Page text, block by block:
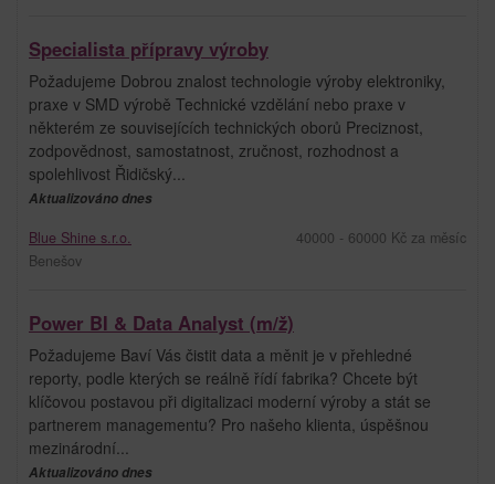
Specialista přípravy výroby
Požadujeme Dobrou znalost technologie výroby elektroniky,
praxe v SMD výrobě Technické vzdělání nebo praxe v
některém ze souvisejících technických oborů Preciznost,
zodpovědnost, samostatnost, zručnost, rozhodnost a
spolehlivost Řidičský...
Aktualizováno dnes
Blue Shine s.r.o.
Benešov
40000 - 60000 Kč za měsíc
Power BI & Data Analyst (m/ž)
Požadujeme Baví Vás čistit data a měnit je v přehledné
reporty, podle kterých se reálně řídí fabrika? Chcete být
klíčovou postavou při digitalizaci moderní výroby a stát se
partnerem managementu? Pro našeho klienta, úspěšnou
mezinárodní...
Aktualizováno dnes